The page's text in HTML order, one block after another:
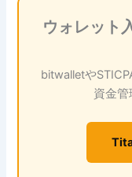
ウォレット
bitwalletや
資金管